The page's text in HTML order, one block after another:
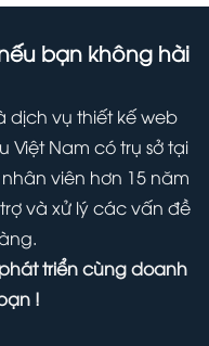
₫.
bạn không hài
dịch vụ thiết kế web
Nam có trụ sở tại
viên hơn 15 năm
và xử lý các vấn đề
triển cùng doanh
!